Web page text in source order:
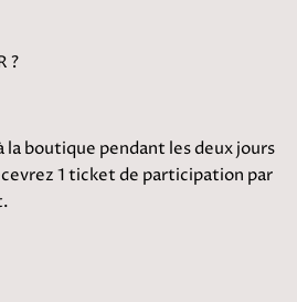
?
la boutique pendant les deux jours
1 ticket de participation par